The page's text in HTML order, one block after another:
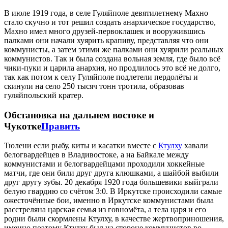
В июле 1919 года, в селе Гуляйполе девятилетнему Махно
стало скучно и тот решил создать анархическое государство,
Махно имел много друзей-первоклашек и вооружившись
палками они начали хуярить крапиву, представляя что они
коммунисты, а затем этими же палками они хуярили реальных
коммунистов. Так и была создана вольная земля, где было всё
чики-пуки и царила анархия, но продлилось это всё не долго,
так как потом к селу Гуляйполе подлетели пердолёты и
скинули на село 250 тысяч тонн тротила, образовав
гуляйпольский кратер.
Обстановка на дальнем востоке и
ЧукоткеПравить
Тюлени если рыбу, киты и касатки вместе с Ктулху хавали
белогвардейцев в Владивостоке, а на Байкале между
коммунистами и белогвардейцами проходили хоккейные
матчи, где они били друг друга клюшками, а шайбой выбили
друг другу зубы. 20 декабря 1920 года большевики выйграли
белую гвардию со счётом 3:0. В Иркутске происходили самые
ожесточённые бои, именно в Иркутске коммунистами была
расстреляна царская семья из говномёта, а тела царя и его
родни были скормлены Ктулху, в качестве жертвоприношения,